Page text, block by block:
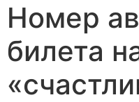
Номер
билета